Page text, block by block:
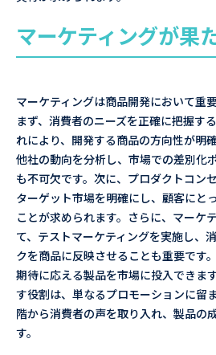
マーケティングが果
マーケティングは商品開発において重
まず、消費者のニーズを正確に把握す
れにより、開発する商品の方向性が明
他社の動向を分析し、市場での差別化
も不可欠です。次に、プロダクトコン
ターゲット市場を明確にし、顧客にと
ことが求められます。さらに、マーケ
て、テストマーケティングを実施し、
クを商品に反映させることも重要です
期待に応える製品を市場に投入できま
す役割は、単なるプロモーションに留
階から消費者の声を取り入れ、製品の
す。